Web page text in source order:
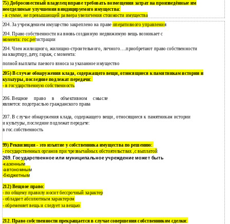
75) Добросовестный владелец вправе требовать возмещения затрат на произведённые им
неотделимые улучшения виндицируемого имущества:
- в сумме, не превышающей размера увеличения стоимости имущества
204. За учреждением имущество закреплено на праве оперативного управления
204. Право собственности на вновь созданную недвижимую вещь возникает с
момента: гос.регистрации
204. Член жилищного, жилищно-строительного, личного….приобретают право собственности
на квартиру, дачу, гараж, с момента:
полной выплаты паевого взноса за указанное имущество
205) В случае обнаружения клада, содержащего вещи, относящиеся к памятникам истории и
культуры, последние подлежат передачи:
- в государственную собственность
206. Вещное право в объективном смысле
является: подотраслью гражданского права
207. В случае обнаружения клада, содержащего вещи, относящиеся к памятникам истории
и культуры, последние подлежат передаче:
в гос.собственность
99) Реквизиция - это изъятие у собственника имущества по решению:
- государственных органов при чрезвычайных обстоятельствах ,с выплатой
269. Государственное или муниципальное учреждение может быть
-казенным
-автономным
-бюджетным
212) Вещное право:
- по общему правилу носит бессрочный характер
- обладает абсолютным характером
- обременяет вещь и следует за вещью
212. Право собственности прекращается в случае совершения собственником сделки: